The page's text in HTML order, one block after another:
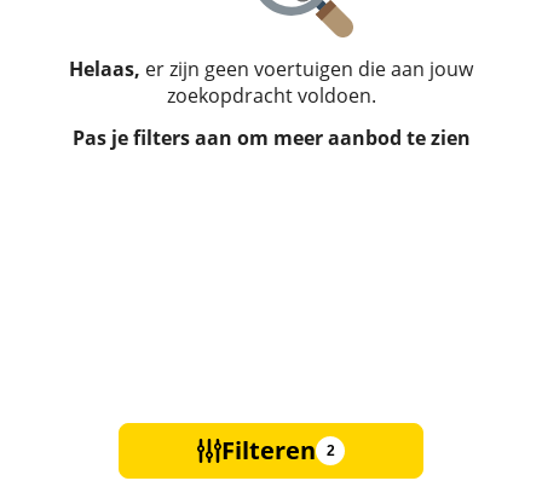
Helaas, er zijn geen voertuigen die aan jouw
zoekopdracht voldoen.
Pas je filters aan om meer aanbod te zien
Filteren 2